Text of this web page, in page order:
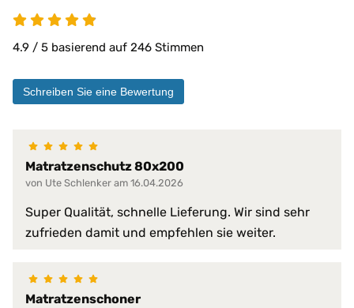
nimmt Körperwärme auf
Kombinierbar mit:
Sondermaßen auf Anfrage
allen Matratzengrößen
Material: 100 % Baumwoll-Kalmuck (100
4.9 von 5
4.9 / 5 basierend auf 246 Stimmen
Schreiben Sie eine Bewertung
Matratzenschutz 80x200
von Ute Schlenker am 16.04.2026
Super Qualität, schnelle Lieferung. Wir sind sehr
zufrieden damit und empfehlen sie weiter.
Matratzenschoner